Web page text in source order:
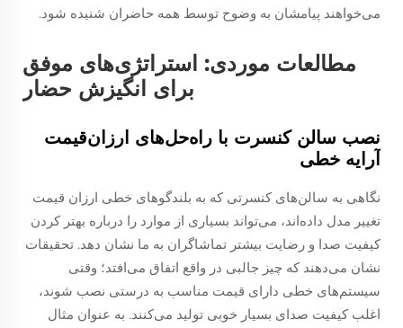
می‌خواهند پیامشان به وضوح توسط همه حاضران شنیده شود.
مطالعات موردی: استراتژی‌های موفق
برای انگیزش حضار
نصب سالن کنسرت با راه‌حل‌های ارزان‌قیمت
آرایه خطی
نگاهی به سالن‌های کنسرتی که به بلندگوهای خطی ارزان قیمت
تغییر مدل داده‌اند، می‌تواند بسیاری از موارد را درباره بهتر کردن
کیفیت صدا و رضایت بیشتر تماشاگران به ما نشان دهد. تحقیقات
نشان می‌دهند که چیز جالبی در واقع اتفاق می‌افتد؛ وقتی
سیستم‌های خطی دارای قیمت مناسب به درستی نصب شوند،
اغلب کیفیت صدای بسیار خوبی تولید می‌کنند. به عنوان مثال